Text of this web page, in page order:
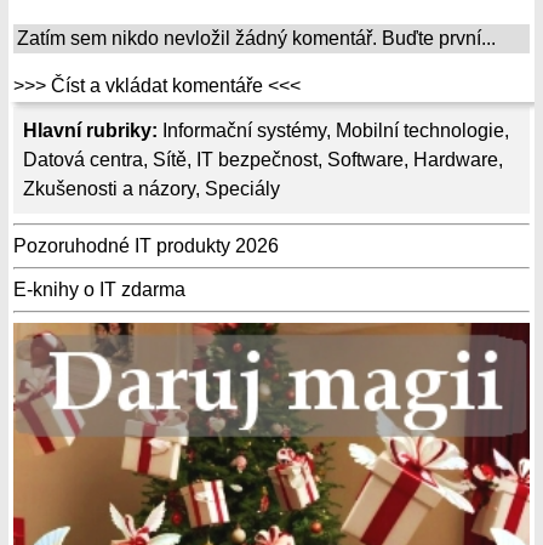
Hlavní rubriky: Informační systémy, Mobilní technologie,
Datová centra, Sítě, IT bezpečnost, Software, Hardware,
Zkušenosti a názory, Speciály
Pozoruhodné IT produkty 2026
E-knihy o IT zdarma
Zatím sem nikdo nevložil žádný komentář. Buďte první...
>>> Číst a vkládat komentáře <<<